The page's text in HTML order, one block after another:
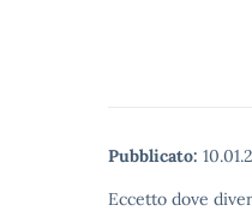
Pubblicato:
Eccetto dove